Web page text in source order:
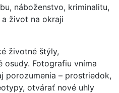
náboženstvo, kriminalitu,
život na okraji
životné štýly,
osudy. Fotografiu vníma
porozumenia – prostriedok,
otvárať nové uhly